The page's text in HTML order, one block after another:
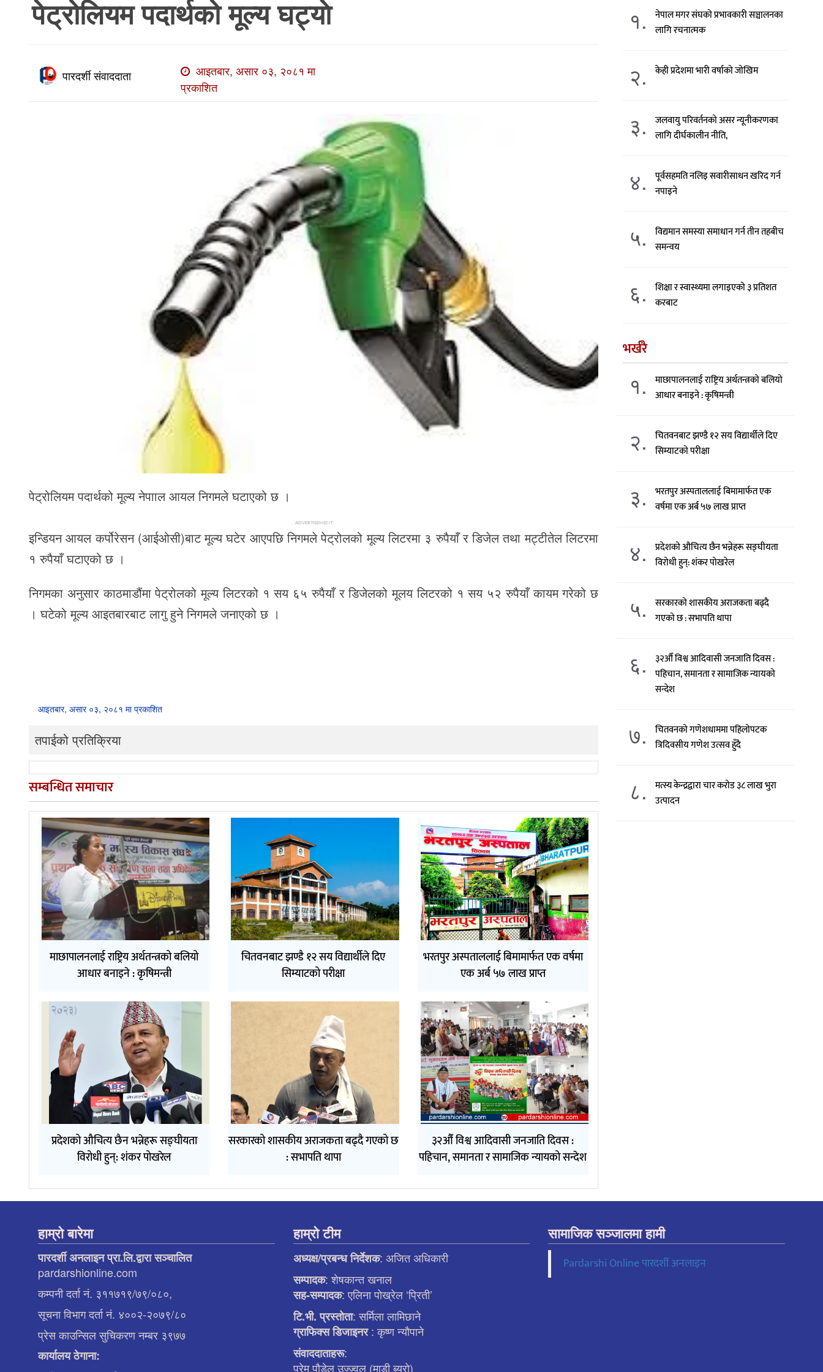
खाेज
पेट्रोलियम पदार्थको मूल्य घट्याे
पारदर्शी संवाददाता
आइतबार, असार ०३, २०८१ मा
प्रकाशित
पेट्रोलियम पदार्थको मूल्य नेपााल आयल निगमले घटाएको छ ।
ADVERTISEMENT
इन्डियन आयल कर्पोरेसन (आईओसी)बाट मूल्य घटेर आएपछि निगमले पेट्रोलको मूल्य लिटरमा ३ रुपैयाँ र डिजेल तथा मट्टीतेल लिटरमा
१ रुपैयाँ घटाएको छ ।
निगमका अनुसार काठमाडौंमा पेट्रोलको मूल्य लिटरको १ सय ६५ रुपैयाँ र डिजेलको मूलय लिटरको १ सय ५२ रुपैयाँ कायम गरेको छ
। घटेको मूल्य आइतबारबाट लागु हुने निगमले जनाएको छ ।
आइतबार, असार ०३, २०८१ मा प्रकाशित
तपाईको प्रतिक्रिया
सम्बन्धित समाचार
माछापालनलाई राष्ट्रिय अर्थतन्त्रको बलियो
आधार बनाइने : कृषिमन्त्री
चितवनबाट झण्डै १२ सय विद्यार्थीले दिए
सिम्याटको परीक्षा
भरतपुर अस्पताललाई बिमामार्फत एक वर्षमा
एक अर्ब ५७ लाख प्राप्त
प्रदेशको औचित्य छैन भन्नेहरू सङ्घीयता
विरोधी हुन्: शंकर पोखरेल
सरकारको शासकीय अराजकता बढ्दै गएको छ
: सभापति थापा
३२औँ विश्व आदिवासी जनजाति दिवस :
पहिचान, समानता र सामाजिक न्यायको सन्देश
१.
नेपाल मगर संघको प्रभावकारी सञ्चालनका
लागि रचनात्मक
२. केही प्रदेशमा भारी वर्षाको जोखिम
३.
जलवायु परिवर्तनको असर न्यूनीकरणका
लागि दीर्घकालीन नीति,
४.
पूर्वसहमति नलिइ सवारीसाधन खरिद गर्न
नपाइने
५.
विद्यमान समस्या समाधान गर्न तीन तहबीच
समन्वय
६.
शिक्षा र स्वास्थ्यमा लगाइएको ३ प्रतिशत
करबाट
भर्खरै
१.
माछापालनलाई राष्ट्रिय अर्थतन्त्रको बलियो
आधार बनाइने : कृषिमन्त्री
२.
चितवनबाट झण्डै १२ सय विद्यार्थीले दिए
सिम्याटको परीक्षा
३.
भरतपुर अस्पताललाई बिमामार्फत एक
वर्षमा एक अर्ब ५७ लाख प्राप्त
४.
प्रदेशको औचित्य छैन भन्नेहरू सङ्घीयता
विरोधी हुन्: शंकर पोखरेल
५.
सरकारको शासकीय अराजकता बढ्दै
गएको छ : सभापति थापा
६.
३२औँ विश्व आदिवासी जनजाति दिवस :
पहिचान, समानता र सामाजिक न्यायको
सन्देश
७.
चितवनको गणेशधाममा पहिलोपटक
त्रिदिवसीय गणेश उत्सव हुँदै
८.
मत्स्य केन्द्रद्वारा चार करोड ३८ लाख भुरा
उत्पादन
हाम्रो बारेमा
पारदर्शी अनलाइन प्रा.लि.द्वारा सञ्चालित
pardarshionline.com
कम्पनी दर्ता नं. ३११७१९/७९/०८०,
सूचना विभाग दर्ता नं. ४००२-२०७९/८०
प्रेस काउन्सिल सुचिकरण नम्बर ३९७७
कार्यालय ठेगाना:
हाम्रो टीम
अध्यक्ष/प्रबन्ध निर्देशक: अजित अधिकारी
सम्पादक: शेषकान्त खनाल
सह-सम्पादक: एलिना पाेख्रेल ‘प्रिती’
टि.भी. प्रस्ताेता: सर्मिला लामिछाने
ग्राफिक्स डिजाइनर: कृष्ण न्याैपाने
संवाददाताहरू:
प्रेम पौडेल उज्ज्वल (माडी ब्युरो)
सामाजिक सञ्जालमा हामी
Pardarshi Online पारदर्शी अनलाइन